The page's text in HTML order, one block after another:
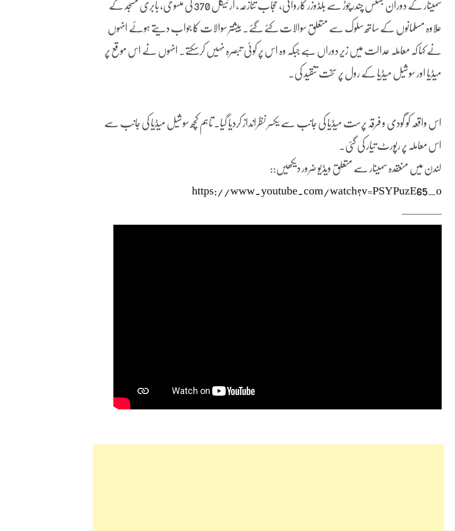
سمینار کے دوران جسٹس چندرچوڑ سے بلڈوزر کاروائی، حجاب تنازعہ، آرٹیکل 370 کی منسوخی، بابری مسجد کے
علاوہ مسلمانوں کے ساتھ سلوک سے متعلق سوالات کئے گئے۔ بیشتر سوالات کا جواب دیتے ہوئے انہوں
نے کہا کہ معاملہ عدالت میں زیر دوراں ہے جبکہ وہ اس پر کوئی تبصرہ نہیں کرسکتے۔ انہوں نے اس موقع پر
میڈیا اور سوشیل میڈیا کے رول پر سخت تنقید کی۔
اس واقعہ کو گودی و فرقہ پرست میڈیا کی جانب سے یکسر نظرانداز کردیا گیا۔ تاہم کچھ سوشیل میڈیا کی جانب سے
اس معاملہ پر رپورٹ تیار کی گئی۔
لندن میں منعقدہ سمینار سے متعلق ویڈیو ضرور دیکھیں::
https://www.youtube.com/watch?v=PSYPuzE65_o
———–